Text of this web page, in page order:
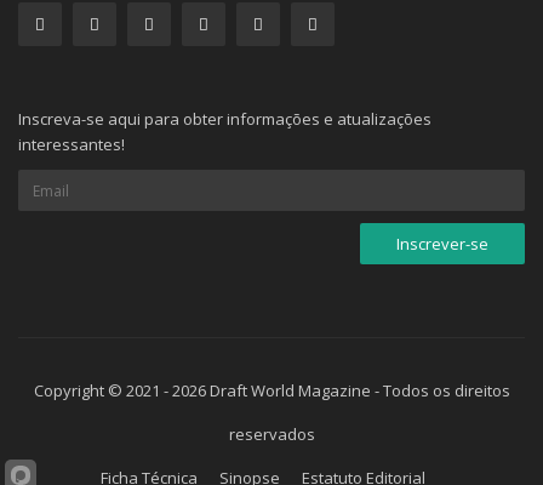
Inscreva-se aqui para obter informações e atualizações
interessantes!
Copyright © 2021 - 2026 Draft World Magazine - Todos os direitos
reservados
Ficha Técnica
Sinopse Estatuto Editorial